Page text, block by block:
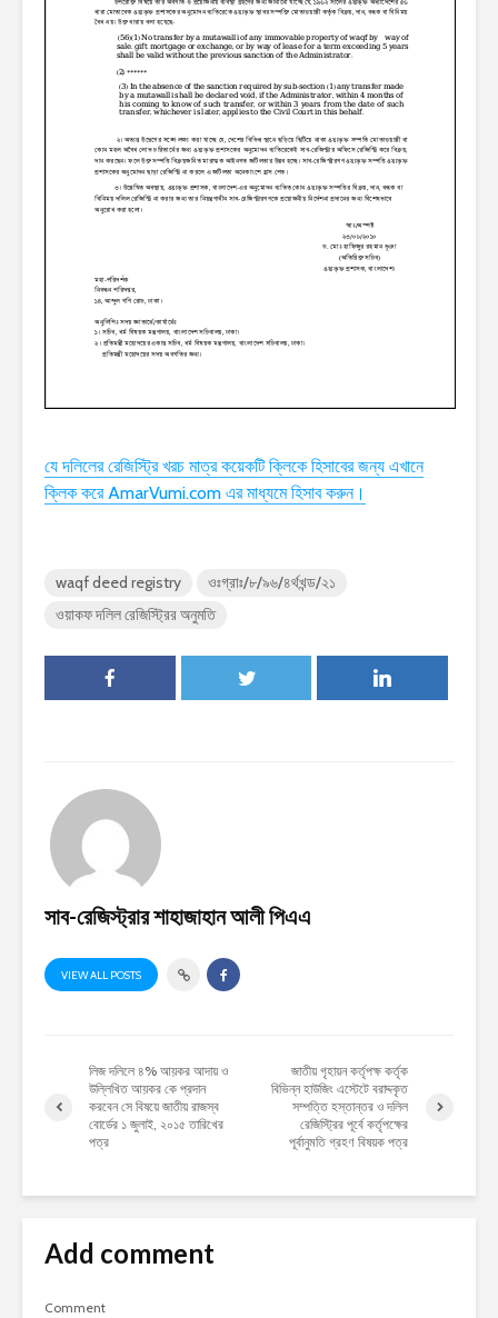
যে দলিলের রেজিস্ট্রি খরচ মাত্র কয়েকটি ক্লিকে হিসাবের জন্য এখানে
ক্লিক করে AmarVumi.com এর মাধ্যমে হিসাব করুন।
waqf deed registry
ওঃগ্রাঃ/৮/৯৬/৪র্থখন্ড/২১
ওয়াকফ দলিল রেজিস্ট্রির অনুমতি
সাব-রেজিস্ট্রার শাহাজাহান আলী পিএএ
VIEW ALL POSTS
লিজ দলিলে ৪% আয়কর আদায় ও
উল্লিখিত আয়কর কে প্রদান
করবেন সে বিষয়ে জাতীয় রাজস্ব
বোর্ডের ১ জুলাই, ২০১৫ তারিখের
পত্র
জাতীয় গৃহায়ন কর্তৃপক্ষ কর্তৃক
বিভিন্ন হাউজিং এস্টেটে বরাদ্দকৃত
সম্পত্তি হস্তান্তর ও দলিল
রেজিস্ট্রির পূর্বে কর্তৃপক্ষের
পূর্বানুমতি গ্রহণ বিষয়ক পত্র
Add comment
Comment